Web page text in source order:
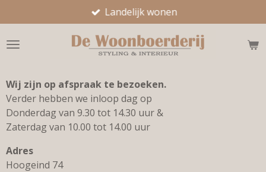
direct
naar
Landelijk wonen
Wij zijn op afspraak te bezoeken.
Verder hebben we inloop dag op
Donderdag van 9.30 tot 14.30 uur &
Zaterdag van 10.00 tot 14.00 uur
Adres
Hoogeind 74